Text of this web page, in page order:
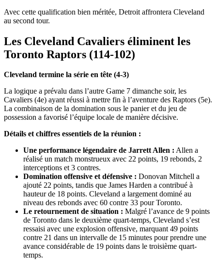
Avec cette qualification bien méritée, Detroit affrontera Cleveland
au second tour.
Les Cleveland Cavaliers éliminent les
Toronto Raptors (114-102)
Cleveland termine la série en tête (4-3)
La logique a prévalu dans l’autre Game 7 dimanche soir, les
Cavaliers (4e) ayant réussi à mettre fin à l’aventure des Raptors (5e).
La combinaison de la domination sous le panier et du jeu de
possession a favorisé l’équipe locale de manière décisive.
Détails et chiffres essentiels de la réunion :
Une performance légendaire de Jarrett Allen : Allen a
réalisé un match monstrueux avec 22 points, 19 rebonds, 2
interceptions et 3 contres.
Domination offensive et défensive : Donovan Mitchell a
ajouté 22 points, tandis que James Harden a contribué à
hauteur de 18 points. Cleveland a largement dominé au
niveau des rebonds avec 60 contre 33 pour Toronto.
Le retournement de situation : Malgré l’avance de 9 points
de Toronto dans le deuxième quart-temps, Cleveland s’est
ressaisi avec une explosion offensive, marquant 49 points
contre 21 dans un intervalle de 15 minutes pour prendre une
avance considérable de 19 points dans le troisième quart-
temps.